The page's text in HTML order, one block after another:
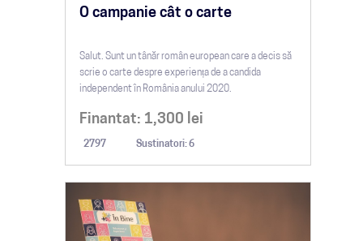
O campanie cât o carte
Salut. Sunt un tânăr român european care a decis să
scrie o carte despre experiența de a candida
independent în România anului 2020.
Finantat: 1,300 lei
2797 Sustinatori: 6